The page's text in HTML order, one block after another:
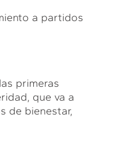
a partidos
primeras
que va a
de bienestar,